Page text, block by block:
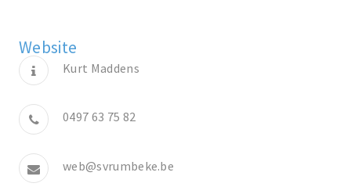
Website
Kurt Maddens
0497 63 75 82
web@svrumbeke.be